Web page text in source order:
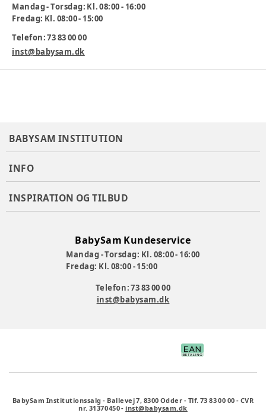
Mandag - Torsdag: Kl. 08:00 - 16:00
Fredag: Kl. 08:00 - 15:00
Telefon: 73 83 00 00
inst@babysam.dk
BABYSAM INSTITUTION
INFO
INSPIRATION OG TILBUD
BabySam Kundeservice
Mandag - Torsdag: Kl. 08:00 - 16:00
Fredag: Kl. 08:00 - 15:00
Telefon: 73 83 00 00
inst@babysam.dk
BabySam Institutionssalg - Ballevej 7, 8300 Odder - Tlf. 73 83 00 00 - CVR
nr. 31370450-inst@babysam.dk